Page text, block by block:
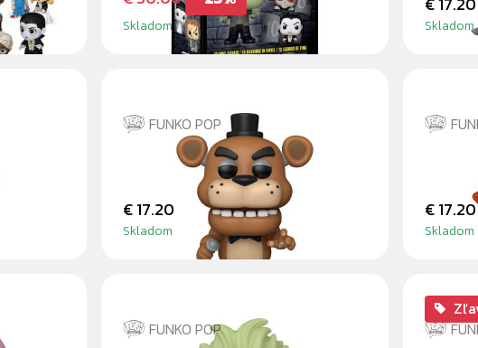
Skladom Skladom
FUNKO POP
FREDDY FAZBEAR
€ 17.20
Skladom
€ 17.20
Skladom
FUNKO POP